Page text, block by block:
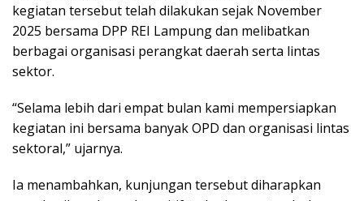
kegiatan tersebut telah dilakukan sejak November
2025 bersama DPP REI Lampung dan melibatkan
berbagai organisasi perangkat daerah serta lintas
sektor.
“Selama lebih dari empat bulan kami mempersiapkan
kegiatan ini bersama banyak OPD dan organisasi lintas
sektoral,” ujarnya.
Ia menambahkan, kunjungan tersebut diharapkan